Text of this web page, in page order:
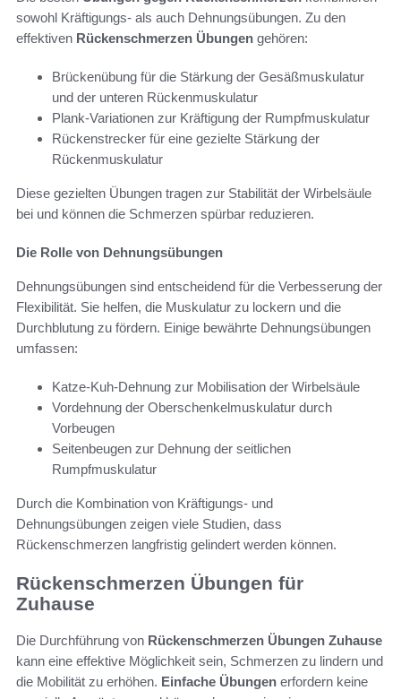
sowohl Kräftigungs- als auch Dehnungsübungen. Zu den
effektiven Rückenschmerzen Übungen gehören:
Brückenübung für die Stärkung der Gesäßmuskulatur
und der unteren Rückenmuskulatur
Plank-Variationen zur Kräftigung der Rumpfmuskulatur
Rückenstrecker für eine gezielte Stärkung der
Rückenmuskulatur
Diese gezielten Übungen tragen zur Stabilität der Wirbelsäule
bei und können die Schmerzen spürbar reduzieren.
Die Rolle von Dehnungsübungen
Dehnungsübungen sind entscheidend für die Verbesserung der
Flexibilität. Sie helfen, die Muskulatur zu lockern und die
Durchblutung zu fördern. Einige bewährte Dehnungsübungen
umfassen:
Katze-Kuh-Dehnung zur Mobilisation der Wirbelsäule
Vordehnung der Oberschenkelmuskulatur durch
Vorbeugen
Seitenbeugen zur Dehnung der seitlichen
Rumpfmuskulatur
Durch die Kombination von Kräftigungs- und
Dehnungsübungen zeigen viele Studien, dass
Rückenschmerzen langfristig gelindert werden können.
Rückenschmerzen Übungen für
Zuhause
Die Durchführung von Rückenschmerzen Übungen Zuhause
kann eine effektive Möglichkeit sein, Schmerzen zu lindern und
die Mobilität zu erhöhen. Einfache Übungen erfordern keine